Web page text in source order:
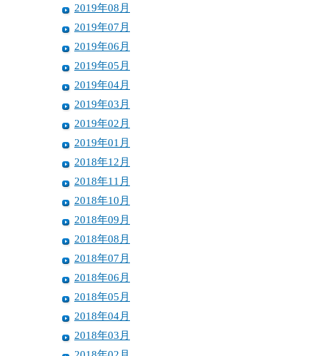
2019年08月
2019年07月
2019年06月
2019年05月
2019年04月
2019年03月
2019年02月
2019年01月
2018年12月
2018年11月
2018年10月
2018年09月
2018年08月
2018年07月
2018年06月
2018年05月
2018年04月
2018年03月